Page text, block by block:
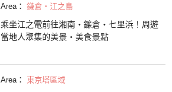
Area： 鎌倉・江之島
乘坐江之電前往湘南・鐮倉・七里浜！周遊
當地人聚集的美景・美食景點
Area： 東京塔區域